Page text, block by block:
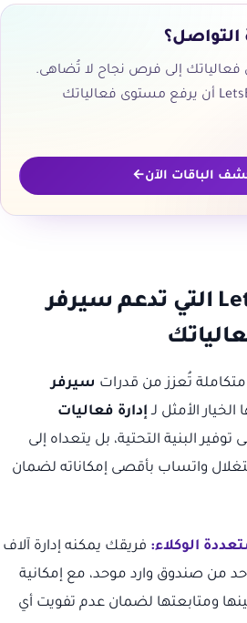
التواصل؟
إلى فرص نجاح لا تُضاهى.
اكتشف كيف يمكن لـ LetsBot أن يرفع مستوى فعالياتك
الباقات الآن
ميزات LetsBot.net التي تدعم سيرفر
سيرفر
الأمثل لـ إدارة فعاليات
توفير البنية التحتية، بل يتعداه إلى
واتساب بأقصى إمكاناته لضمان
الوكلاء: فريقك يمكنه إدارة آلاف
من صندوق وارد موحد، مع إمكانية
ومتابعتها لضمان عدم تفويت أي